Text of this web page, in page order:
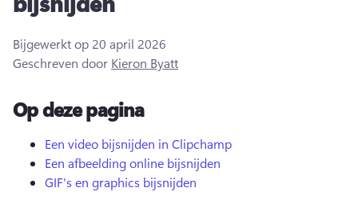
Aanmelden
Gratis uitproberen
Bijgewerkt op 20 april 2026
Geschreven door Kieron Byatt
Op deze pagina
Een video bijsnijden in Clipchamp
Een afbeelding online bijsnijden
GIF's en graphics bijsnijden